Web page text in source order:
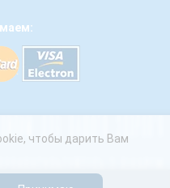
чтобы дарить Вам